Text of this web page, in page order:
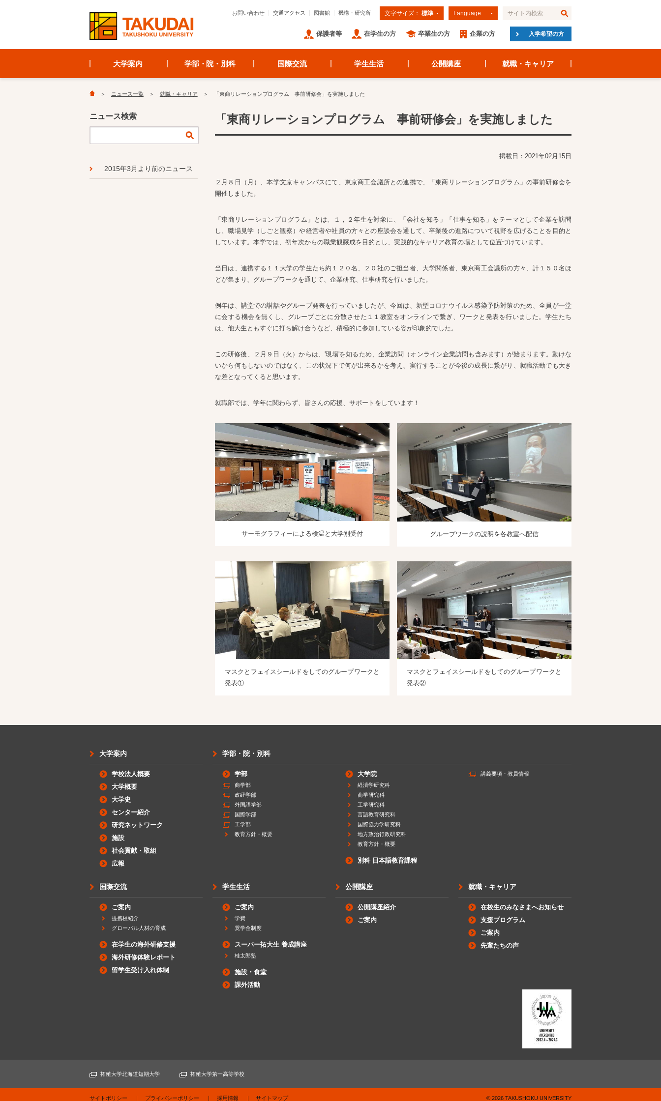
Language
文字サイズ： 標準
お問い合わせ 交通アクセス 図書館 機構・研究所
入学希望の方
保護者等 在学生の方 卒業生の方 企業の方
大学案内 学部・院・別科 国際交流 学生生活 公開講座 就職・キャリア
ニュース一覧 就職・キャリア 「東商リレーションプログラム 事前研修会」を実施しました
「東商リレーションプログラム 事前研修会」を実施しました
掲載日：2021年02月15日
２月８日（月）、本学文京キャンパスにて、東京商工会議所との連携で、「東商リレーションプログラム」の事前研修会を
開催しました。
「東商リレーションプログラム」とは、１，２年生を対象に、「会社を知る」「仕事を知る」をテーマとして企業を訪問
し、職場見学（しごと観察）や経営者や社員の方々との座談会を通して、卒業後の進路について視野を広げることを目的と
しています。本学では、初年次からの職業観醸成を目的とし、実践的なキャリア教育の場として位置づけています。
当日は、連携する１１大学の学生たち約１２０名、２０社のご担当者、大学関係者、東京商工会議所の方々、計１５０名ほ
どが集まり、グループワークを通じて、企業研究、仕事研究を行いました。
例年は、講堂での講話やグループ発表を行っていましたが、今回は、新型コロナウイルス感染予防対策のため、全員が一堂
に会する機会を無くし、グループごとに分散させた１１教室をオンラインで繋ぎ、ワークと発表を行いました。学生たち
は、他大生ともすぐに打ち解け合うなど、積極的に参加している姿が印象的でした。
この研修後、２月９日（火）からは、'現場'を知るため、企業訪問（オンライン企業訪問も含みます）が始まります。動けな
いから何もしないのではなく、この状況下で何が出来るかを考え、実行することが今後の成長に繋がり、就職活動でも大き
な差となってくると思います。
就職部では、学年に関わらず、皆さんの応援、サポートをしています！
サーモグラフィーによる検温と大学別受付 グループワークの説明を各教室へ配信
マスクとフェイスシールドをしてのグループワークと
発表①
マスクとフェイスシールドをしてのグループワークと
発表②
ニュース検索
2015年3月より前のニュース
大学案内
学校法人概要
大学概要
大学史
センター紹介
研究ネットワーク
施設
社会貢献・取組
広報
学部・院・別科
学部
商学部
政経学部
外国語学部
国際学部
工学部
教育方針・概要
大学院
経済学研究科
商学研究科
工学研究科
言語教育研究科
国際協力学研究科
地方政治行政研究科
教育方針・概要
別科 日本語教育課程
講義要項・教員情報
国際交流
ご案内
提携校紹介
グローバル人材の育成
在学生の海外研修支援
海外研修体験レポート
留学生受け入れ体制
学生生活
ご案内
学費
奨学金制度
スーパー拓大生 養成講座
桂太郎塾
施設・食堂
課外活動
公開講座
公開講座紹介
ご案内
就職・キャリア
在校生のみなさまへお知らせ
支援プログラム
ご案内
先輩たちの声
拓殖大学北海道短期大学 拓殖大学第一高等学校
サイトポリシー プライバシーポリシー 採用情報 サイトマップ ©2026 TAKUSHOKU UNIVERSITY